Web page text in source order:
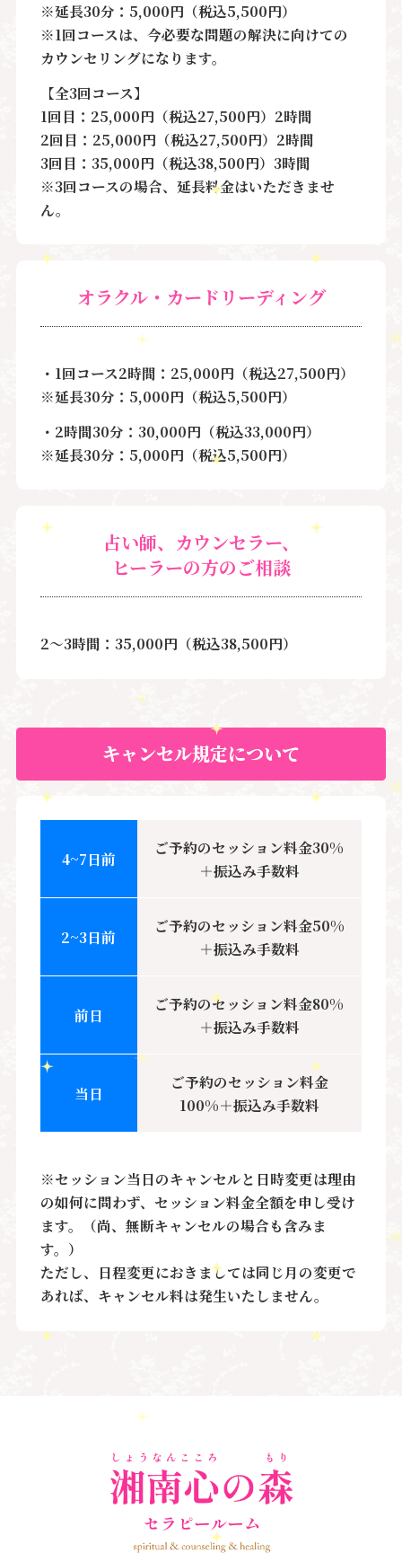
※延長30分：5,000円（税込5,500円）
※1回コースは、今必要な問題の解決に向けての
カウンセリングになります。
【全3回コース】
1回目：25,000円（税込27,500円）2時間
2回目：25,000円（税込27,500円）2時間
3回目：35,000円（税込38,500円）3時間
※3回コースの場合、延長料金はいただきませ
ん。
オラクル・カードリーディング
・1回コース2時間：25,000円（税込27,500円）
※延長30分：5,000円（税込5,500円）
・2時間30分：30,000円（税込33,000円）
※延長30分：5,000円（税込5,500円）
占い師、カウンセラー、
ヒーラーの方のご相談
2～3時間：35,000円（税込38,500円）
キャンセル規定について
4~7日前
ご予約のセッション料金30%
＋振込み手数料
2~3日前
ご予約のセッション料金50%
＋振込み手数料
前日
ご予約のセッション料金80%
＋振込み手数料
当日
ご予約のセッション料金
100%＋振込み手数料
※セッション当日のキャンセルと日時変更は理由
の如何に問わず、セッション料金全額を申し受け
ます。（尚、無断キャンセルの場合も含みま
す。）
ただし、日程変更におきましては同じ月の変更で
あれば、キャンセル料は発生いたしません。